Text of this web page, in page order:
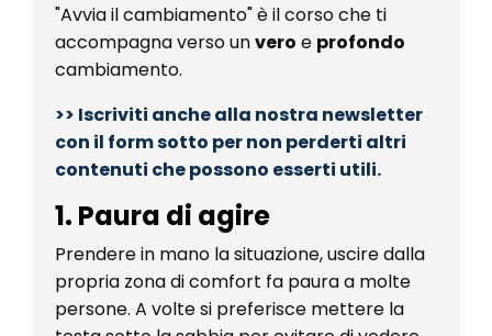
"Avvia il cambiamento" è il corso che ti
accompagna verso unvero e profondo
cambiamento.
>> Iscriviti anche alla nostra newsletter
con il form sotto per non perderti altri
contenuti che possono esserti utili.
1. Paura di agire
Prendere in mano la situazione, uscire dalla
propria zona di comfort fa paura a molte
persone. A volte si preferisce mettere la